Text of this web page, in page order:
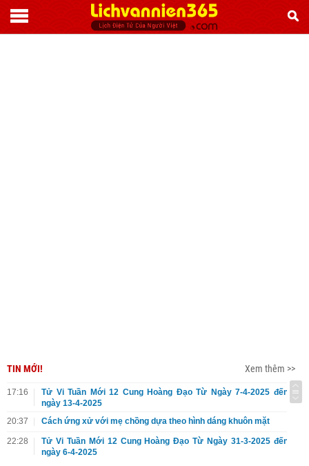
TIN MỚI! Xem thêm >>
17:16
Tử Vi Tuần Mới 12 Cung Hoàng Đạo Từ Ngày 7-4-2025 đến
ngày 13-4-2025
20:37
Cách ứng xử với mẹ chồng dựa theo hình dáng khuôn mặt
22:28
Tử Vi Tuần Mới 12 Cung Hoàng Đạo Từ Ngày 31-3-2025 đến
ngày 6-4-2025